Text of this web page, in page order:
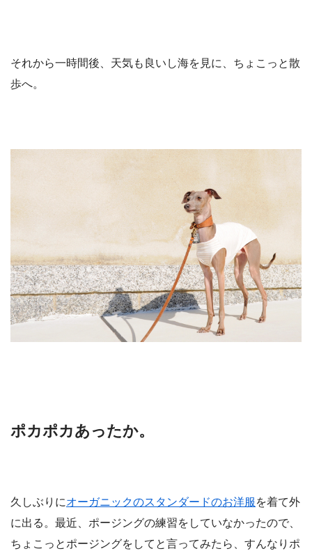
それから一時間後、天気も良いし海を見に、ちょこっと散
歩へ。
ポカポカあったか。
久しぶりにオーガニックのスタンダードのお洋服 を着て外
に出る。最近、ポージングの練習をしていなかったので、
ちょこっとポージングをしてと言ってみたら、すんなりポ